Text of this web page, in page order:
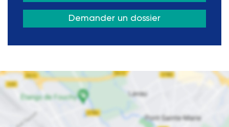
Demander un dossier